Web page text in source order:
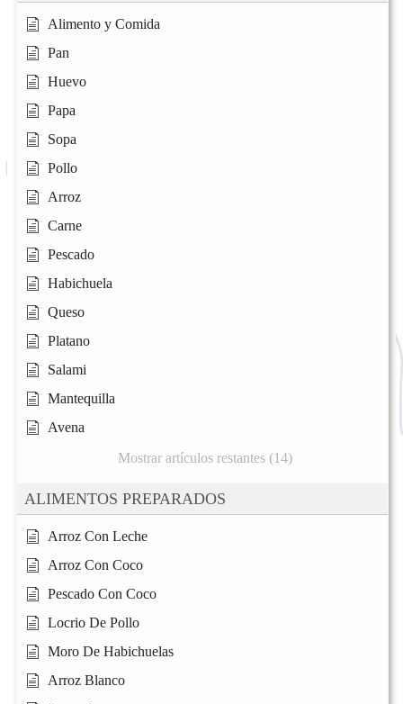
Alimento y Comida
Pan
Huevo
Papa
Sopa
Pollo
Arroz
Carne
Pescado
Habichuela
Queso
Platano
Salami
Mantequilla
Avena
Mostrar artículos restantes (14)
ALIMENTOS PREPARADOS
Arroz Con Leche
Arroz Con Coco
Pescado Con Coco
Locrio De Pollo
Moro De Habichuelas
Arroz Blanco